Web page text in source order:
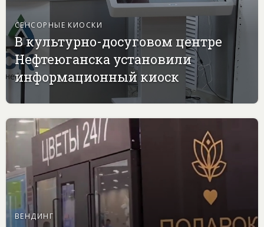
СЕНСОРНЫЕ КИОСКИ
В культурно-досуговом центре
Нефтеюганска установили
информационный киоск
ВЕНДИНГ